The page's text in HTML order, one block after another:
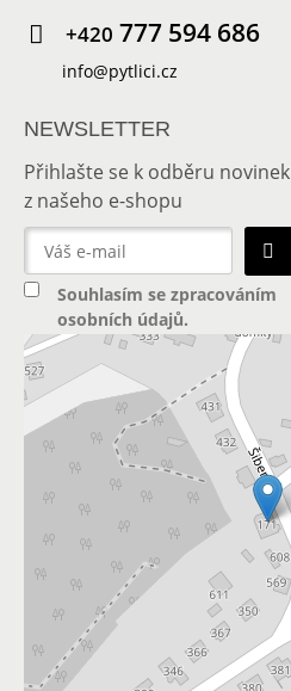
+420 777 594 686
info@pytlici.cz
NEWSLETTER
Přihlašte se k odběru novinek
z našeho e-shopu
Souhlasím se zpracováním
osobních údajů.